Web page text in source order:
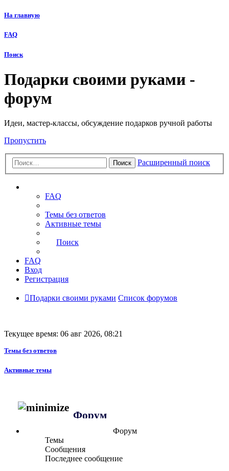
На главную
FAQ
Поиск
Подарки своими руками -
форум
Идеи, мастер-классы, обсуждение подарков ручной работы
Пропустить
Поиск Расширенный поиск
FAQ
Темы без ответов
Активные темы
Поиск
FAQ
Вход
Регистрация
Подарки своими руками Список форумов
Текущее время: 06 авг 2026, 08:21
Темы без ответов
Активные темы
Форум
Форум
Темы
Сообщения
Последнее сообщение